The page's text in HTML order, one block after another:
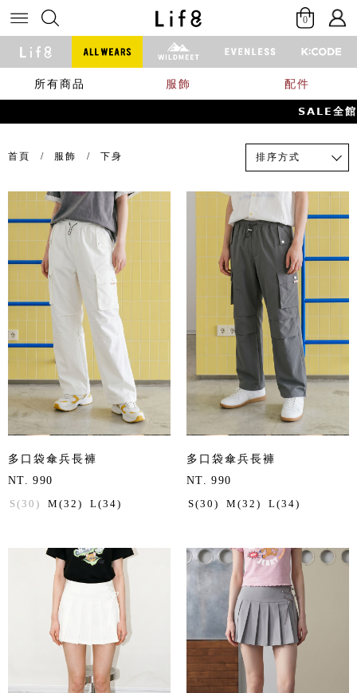
0
所有商品 服飾 配件
𝗦𝗔𝗟𝗘全館
首頁 服飾 下身 排序方式
多口袋傘兵長褲
NT. 990
S(30) M(32) L(34)
多口袋傘兵長褲
NT. 990
S(30) M(32) L(34)